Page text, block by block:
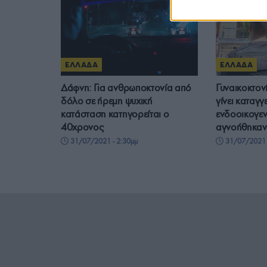
ΕΛΛΑΔΑ
Δάφνη: Για ανθρωποκτονία από
δόλο σε ήρεμη ψυχική
κατάσταση κατηγορείται ο
40χρονος
31/07/2021 - 2:30μμ
ΕΛΛΑΔΑ
γίνει
αγνοήθηκαν
31/07/2021